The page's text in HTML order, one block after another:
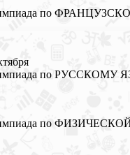
по
по РУССКОМУ
по